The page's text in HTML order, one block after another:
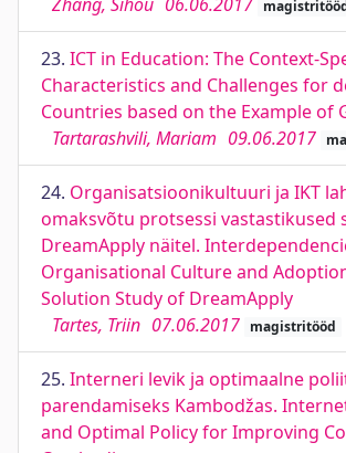
23. ICT in Education: The Context-
Characteristics and Challenges for
Countries based on the Example of
Tartarashvili, Mariam 09.06.2017
24. Organisatsioonikultuuri ja IKT
omaksvõtu protsessi vastastikused
DreamApply näitel.
Organisational Culture and
Solution Study of DreamApply
Tartes, Triin 07.06.2017 magistritööd
25. Interneri levik ja optimaalne
parendamiseks Kambodžas.
and Optimal Policy for Improving